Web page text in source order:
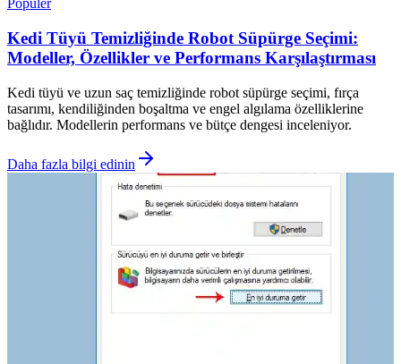
Popüler
Kedi Tüyü Temizliğinde Robot Süpürge Seçimi:
Modeller, Özellikler ve Performans Karşılaştırması
Kedi tüyü ve uzun saç temizliğinde robot süpürge seçimi, fırça
tasarımı, kendiliğinden boşaltma ve engel algılama özelliklerine
bağlıdır. Modellerin performans ve bütçe dengesi inceleniyor.
Daha fazla bilgi edinin